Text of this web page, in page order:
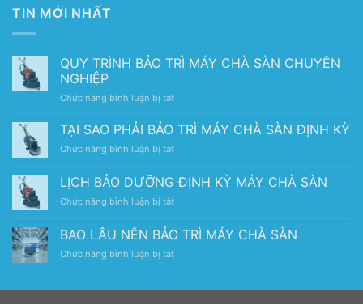
TIN MỚI NHẤT
QUY TRÌNH BẢO TRÌ MÁY CHÀ SÀN CHUYÊN
NGHIỆP
Chức năng bình luận bị tắtở
TRÌNH
BẢO
TRÌ
CHÀ
SÀN
CHUYÊN
TẠI SAO PHẢI BẢO TRÌ MÁY CHÀ SÀN ĐỊNH KỲ
Chức năng bình luận bị tắtở
SAO
PHẢI
BẢO
MÁY
SÀN
LỊCH BẢO DƯỠNG ĐỊNH KỲ MÁY CHÀ SÀN
Chức năng bình luận bị tắtở
BẢO
DƯỠNG
ĐỊNH
BAO LÂU NÊN BẢO TRÌ MÁY CHÀ SÀN
Chức năng bình luận bị tắtở
NÊN